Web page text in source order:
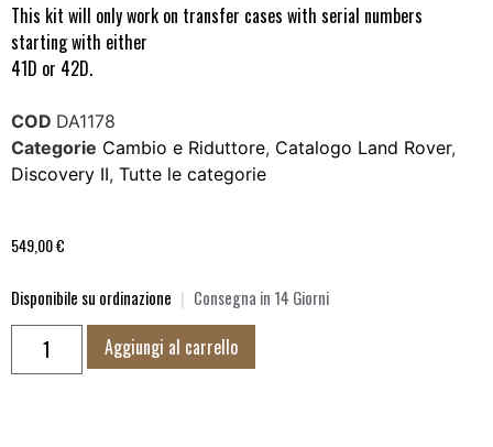
This kit will only work on transfer cases with serial numbers
starting with either
41D or 42D.
COD DA1178
Categorie Cambio e Riduttore, Catalogo Land Rover,
Discovery II, Tutte le categorie
549,00€
Disponibile su ordinazione | Consegna in 14 Giorni
Aggiungi al carrello